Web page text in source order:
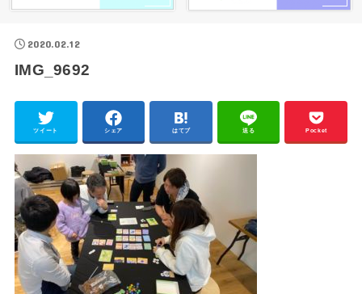
2020.02.12
IMG_9692
ツイート シェア はてブ 送る Pocket